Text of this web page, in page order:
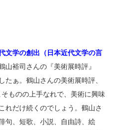
文学の創出（日本近代文学の言
山裕司さんの『美術展時評』
たぁ。鶴山さんの美術展時評、
ものの上手なれで、美術に興味
れだけ続くのでしょう。鶴山さ
句、短歌、小説、自由詩、絵